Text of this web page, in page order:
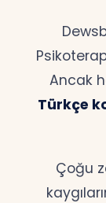
Ancak
Türkçe
Çoğu